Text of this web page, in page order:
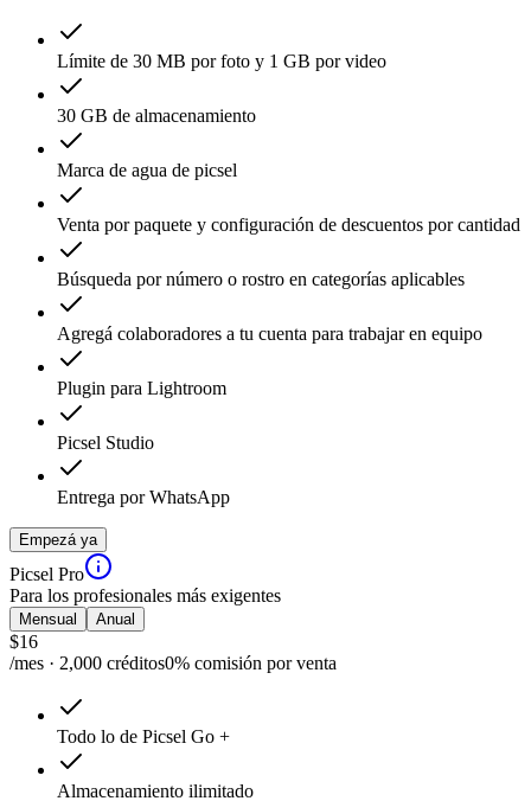
Límite de 30 MB por foto y 1 GB por video
30 GB de almacenamiento
Marca de agua de picsel
Venta por paquete y configuración de descuentos por cantidad
Búsqueda por número o rostro en categorías aplicables
Agregá colaboradores a tu cuenta para trabajar en equipo
Plugin para Lightroom
Picsel Studio
Entrega por WhatsApp
Empezá ya
Picsel Pro
Para los profesionales más exigentes
Mensual Anual
$16
/mes · 2,000 créditos0% comisión por venta
Todo lo de Picsel Go +
Almacenamiento ilimitado